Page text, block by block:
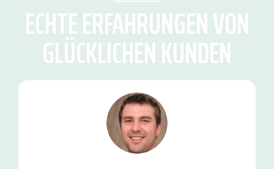
ECHTE ERFAHRUNGEN VON
GLÜCKLICHEN KUNDEN